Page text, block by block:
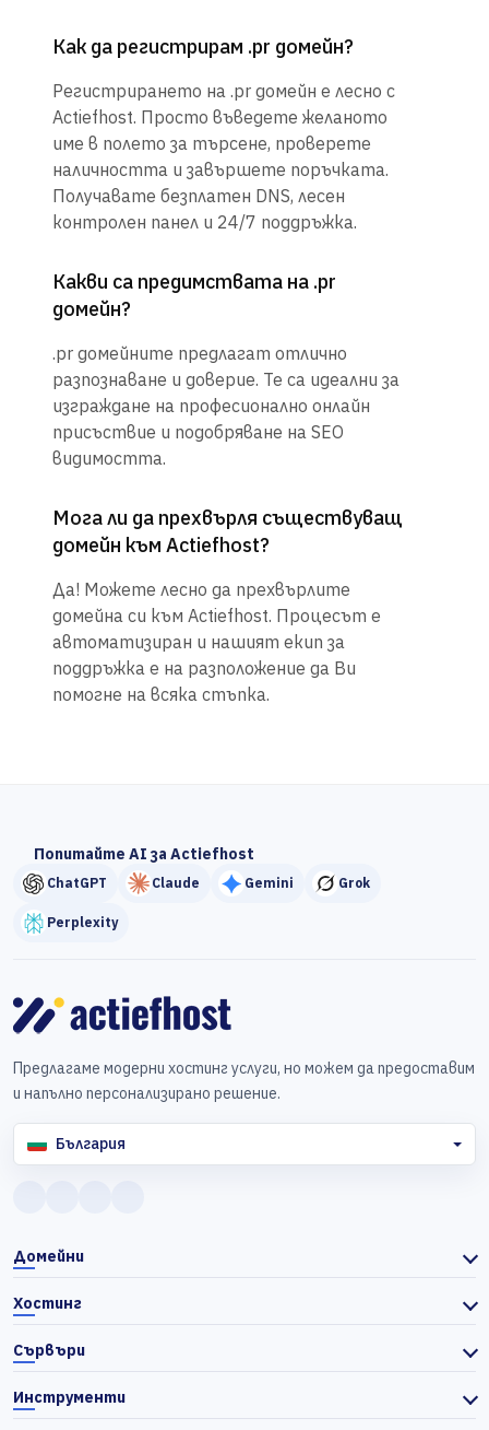
Как да регистрирам .pr домейн?
Регистрирането на .pr домейн е лесно с
Actiefhost. Просто въведете желаното
име в полето за търсене, проверете
наличността и завършете поръчката.
Получавате безплатен DNS, лесен
контролен панел и 24/7 поддръжка.
Какви са предимствата на .pr
домейн?
.pr домейните предлагат отлично
разпознаване и доверие. Те са идеални за
изграждане на професионално онлайн
присъствие и подобряване на SEO
видимостта.
Мога ли да прехвърля съществуващ
домейн към Actiefhost?
Да! Можете лесно да прехвърлите
домейна си към Actiefhost. Процесът е
автоматизиран и нашият екип за
поддръжка е на разположение да Ви
помогне на всяка стъпка.
Попитайте AI за Actiefhost
ChatGPT Claude Gemini Grok
Perplexity
Предлагаме модерни хостинг услуги, но можем да предоставим
и напълно персонализирано решение.
България
Домейни
Хостинг
Сървъри
Инструменти